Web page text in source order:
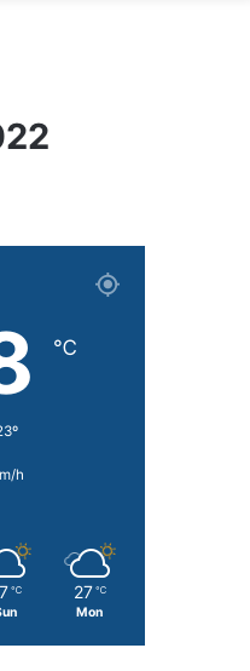
℃
h
℃ 27 ℃
Mon